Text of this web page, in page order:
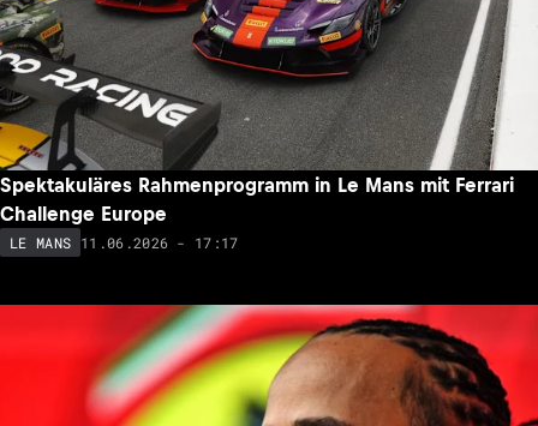
Spektakuläres Rahmenprogramm in Le Mans mit Ferrari
Challenge Europe
LE MANS 11.06.2026 - 17:17